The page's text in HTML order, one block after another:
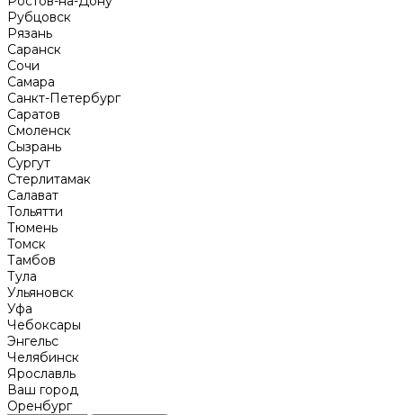
Рубцовск
Рязань
Саранск
Сочи
Самара
Санкт-Петербург
Саратов
Смоленск
Сызрань
Сургут
Стерлитамак
Салават
Тольятти
Тюмень
Томск
Тамбов
Тула
Ульяновск
Уфа
Чебоксары
Энгельс
Челябинск
Ярославль
Ваш город
Оренбург